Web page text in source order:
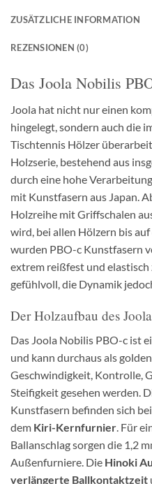
ZUSÄTZLICHE INFORMATION
REZENSIONEN (0)
Das Joola Nobilis
Joola hat nicht nur einen
hingelegt, sondern auch die
Tischtennis Hölzer
Holzserie, bestehend aus
durch eine hohe
mit Kunstfasern aus Japan.
Holzreihe mit Griffschalen
wird, bei allen Hölzern bis auf
wurden PBO-c Kunstfasern
extrem reißfest und elastisch
gefühlvoll, die Dynamik
Der Holzaufbau des
Das Joola Nobilis PBO-c ist
und kann durchaus als
Geschwindigkeit, Kontrolle,
Steifigkeit gesehen werden.
Kunstfasern befinden sich
dem Kiri-Kernfurnier. Für
Ballanschlag sorgen die 1,2
Außenfurniere. Die Hinoki
verlängerte Ballkontaktzeit